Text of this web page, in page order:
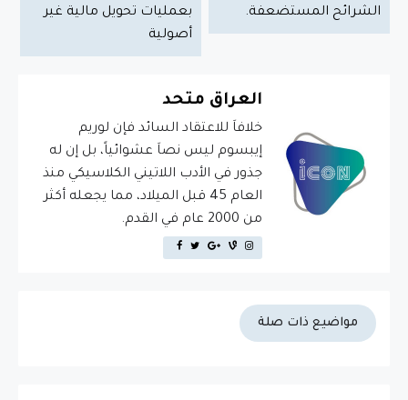
الشرائح المستضعفة.
بعمليات تحويل مالية غير
أصولية
العراق متحد
خلافاَ للاعتقاد السائد فإن لوريم
إيبسوم ليس نصاَ عشوائياً، بل إن له
جذور في الأدب اللاتيني الكلاسيكي منذ
العام 45 قبل الميلاد، مما يجعله أكثر
من 2000 عام في القدم.
مواضيع ذات صلة